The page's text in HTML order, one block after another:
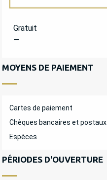
Gratuit
—
MOYENS DE PAIEMENT
Cartes de paiement
Chèques bancaires et postaux
Espèces
PÉRIODES D'OUVERTURE